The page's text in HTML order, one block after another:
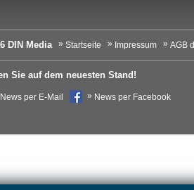
DIN Media Startseite Impressum AGB
Sie auf dem neuesten Stand!
News per E-Mail News per Facebook